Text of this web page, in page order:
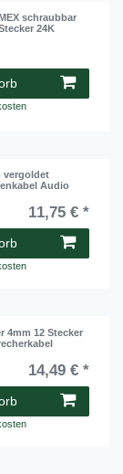
schraubbar
24K
vergoldet
Audio
11,75 € *
4mm 12 Stecker
14,49 € *